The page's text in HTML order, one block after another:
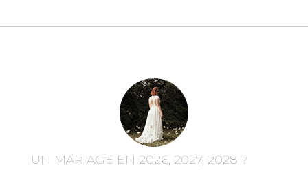
UN MARIAGE EN 2026, 2027, 2028 ?